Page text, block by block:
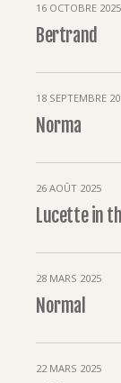
16 OCTOBRE 2025
Bertrand
18 SEPTEMBRE
Norma
26 AOÛT 2025
Lucette in
28 MARS 2025
Normal
22 MARS 2025